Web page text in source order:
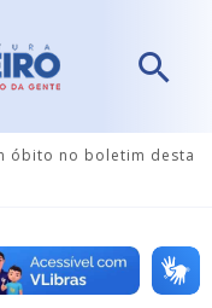
óbito no boletim desta